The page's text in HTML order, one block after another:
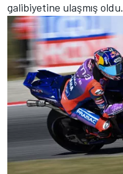
galibiyetine ulaşmış oldu.